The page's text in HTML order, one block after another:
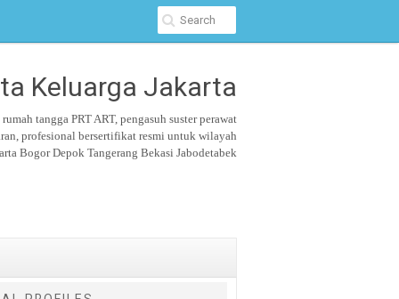
Keluarga Jakarta
tangga PRT ART, pengasuh susterperawat
profesional bersertifikat resmi untuk wilayah
Bogor Depok Tangerang Bekasi Jabodetabek